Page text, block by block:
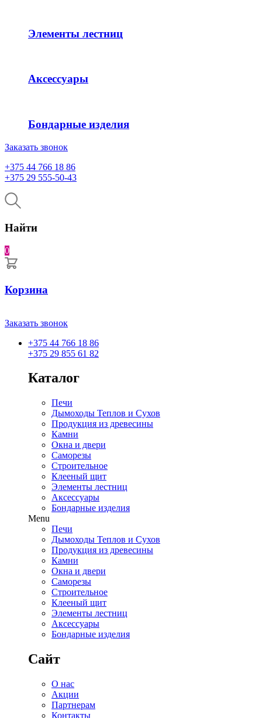
Элементы лестниц
Аксессуары
Бондарные изделия
Заказать звонок
+375 44 766 18 86
+375 29 555-50-43
Найти
0
Корзина
Заказать звонок
+375 44 766 18 86
+375 29 855 61 82
Каталог
Печи
Дымоходы Теплов и Сухов
Продукция из древесины
Камни
Окна и двери
Саморезы
Строительное
Клееный щит
Элементы лестниц
Аксессуары
Бондарные изделия
Menu
Печи
Дымоходы Теплов и Сухов
Продукция из древесины
Камни
Окна и двери
Саморезы
Строительное
Клееный щит
Элементы лестниц
Аксессуары
Бондарные изделия
Сайт
О нас
Акции
Партнерам
Контакты